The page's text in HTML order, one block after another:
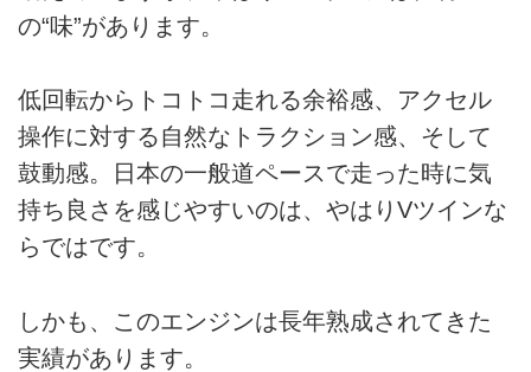
の“味”があります。
低回転からトコトコ走れる余裕感、アクセル
操作に対する自然なトラクション感、そして
鼓動感。日本の一般道ペースで走った時に気
持ち良さを感じやすいのは、やはりVツインな
らではです。
しかも、このエンジンは長年熟成されてきた
実績があります。